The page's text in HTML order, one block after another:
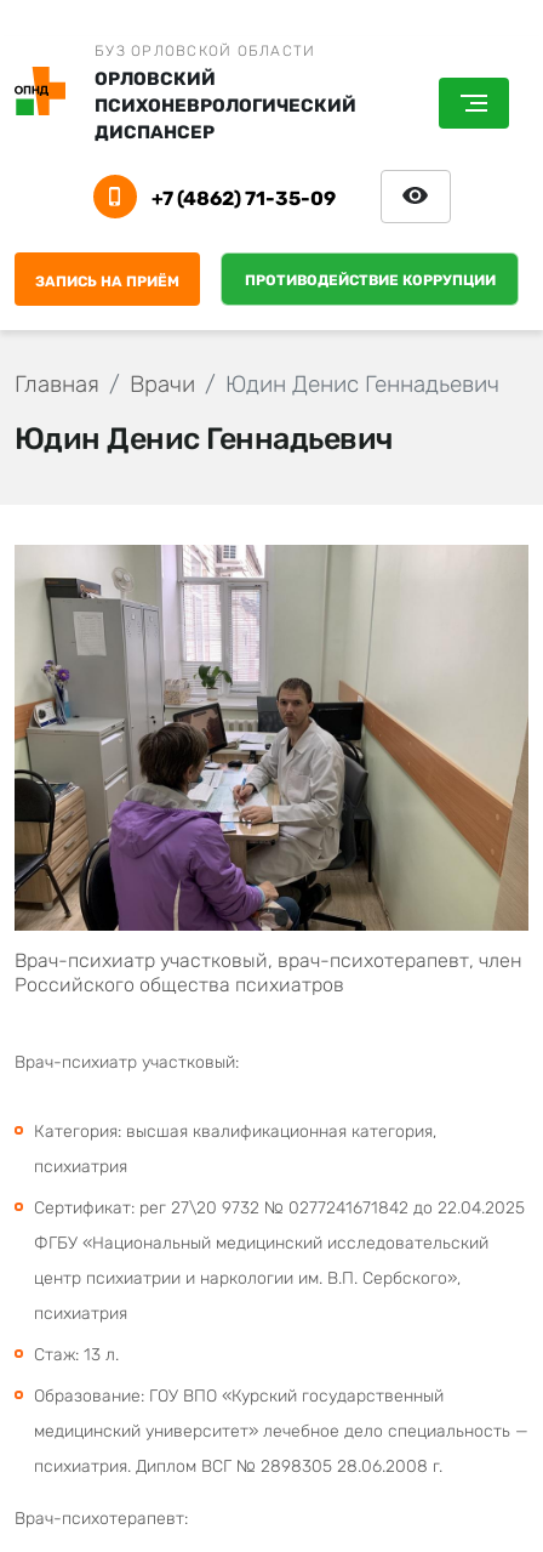
БУЗ ОРЛОВСКОЙ ОБЛАСТИ
ОРЛОВСКИЙ
ПСИХОНЕВРОЛОГИЧЕСКИЙ
ДИСПАНСЕР
+7 (4862) 71-35-09
ЗАПИСЬ НА ПРИЁМ ПРОТИВОДЕЙСТВИЕ КОРРУПЦИИ
Главная Врачи Юдин Денис Геннадьевич
Юдин Денис Геннадьевич
Врач-психиатр участковый, врач-психотерапевт, член
Российского общества психиатров
Врач-психиатр участковый:
Категория: высшая квалификационная категория,
психиатрия
Сертификат: рег 27\20 9732 № 0277241671842 до 22.04.2025
ФГБУ «Национальный медицинский исследовательский
центр психиатрии и наркологии им. В.П. Сербского»,
психиатрия
Стаж: 13 л.
Образование: ГОУ ВПО «Курский государственный
медицинский университет» лечебное дело специальность —
психиатрия. Диплом ВСГ № 2898305 28.06.2008 г.
Врач-психотерапевт: